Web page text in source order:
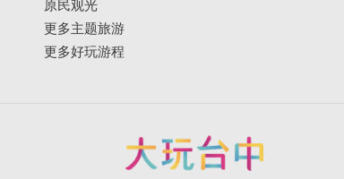
原民观光
更多主题旅游
更多好玩游程